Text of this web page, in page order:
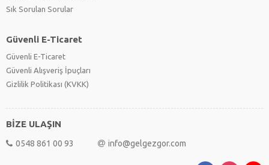
Sık Sorulan Sorular
Güvenli E-Ticaret
Güvenli E-Ticaret
Güvenli Alışveriş İpuçları
Gizlilik Politikası (KVKK)
BİZE ULAŞIN
0548 861 00 93 info@gelgezgor.com